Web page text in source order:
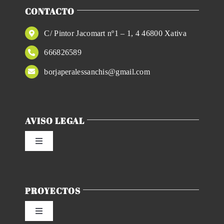
CONTACTO
C/ Pintor Jacomart nº1 – 1, 4 46800 Xativa
666826589
borjaperalessanchis@gmail.com
AVISO LEGAL
Toggle
Navigation
Condiciones de uso
PROYECTOS
Toggle